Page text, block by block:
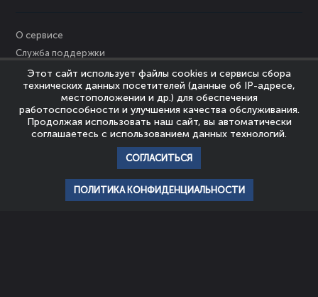
О сервисе
Служба поддержки
Персональные данные
Политика Cookies
Пользовательское соглашение
Политика конфиденциальности
© Nevrozy-Megapolisa, 2023
Все права защищены
профиль популярное история
Этот сайт использует файлы cookies и сервисы сбора
технических данных посетителей (данные об IP-адресе,
местоположении и др.) для обеспечения
работоспособности и улучшения качества обслуживания.
Продолжая использовать наш сайт, вы автоматически
соглашаетесь с использованием данных технологий.
СОГЛАСИТЬСЯ
ПОЛИТИКА КОНФИДЕНЦИАЛЬНОСТИ